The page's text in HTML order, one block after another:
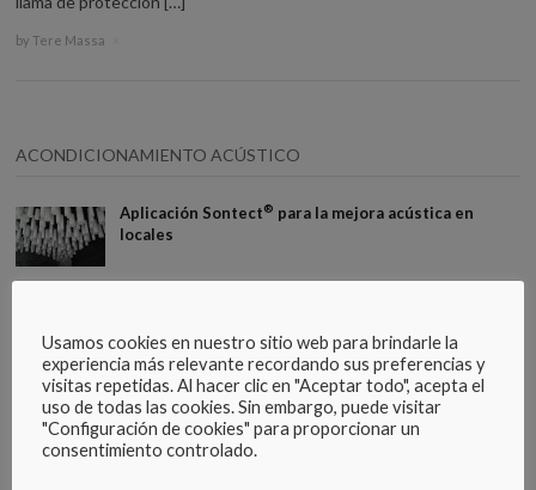
by Tere Massa
ACONDICIONAMIENTO ACÚSTICO
Aplicación Sontect® para la mejora acústica en
locales
DESCARGAS
Usamos cookies en nuestro sitio web para brindarle la
experiencia más relevante recordando sus preferencias y
visitas repetidas. Al hacer clic en "Aceptar todo", acepta el
uso de todas las cookies. Sin embargo, puede visitar
"Configuración de cookies" para proporcionar un
consentimiento controlado.